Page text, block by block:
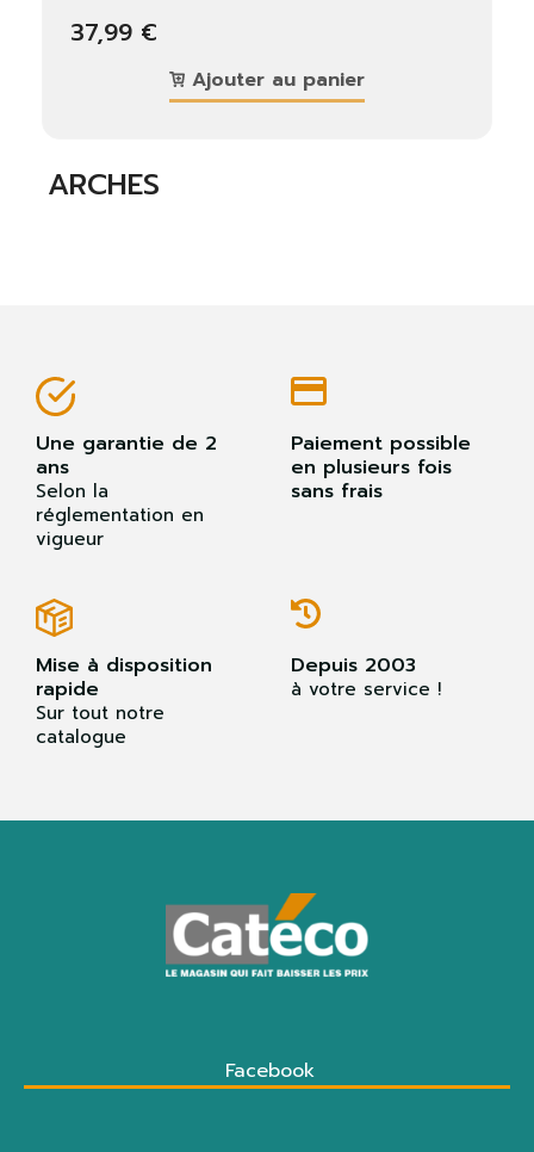
ARCHES
37,99 €
Ajouter au panier
Une garantie de 2
ans
Selon la
réglementation en
vigueur
Paiement possible
en plusieurs fois
sans frais
Mise à disposition
rapide
Sur tout notre
catalogue
Depuis 2003
à votre service !
Facebook